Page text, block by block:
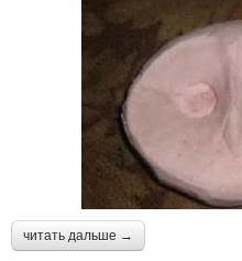
читать дальше →